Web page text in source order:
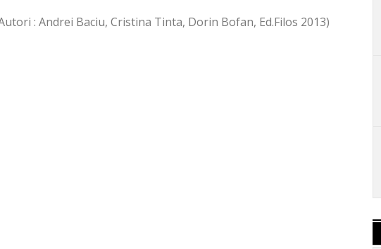
: Andrei Baciu, Cristina Tinta, Dorin Bofan, Ed.Filos 2013)